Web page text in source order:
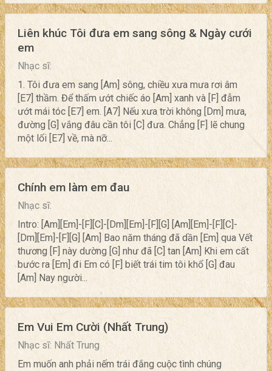
Liên khúc Tôi đưa em sang sông & Ngày cưới
em
Nhạc sĩ:
1. Tôi đưa em sang [Am] sông, chiều xưa mưa rơi âm
[E7] thầm. Để thấm ướt chiếc áo [Am] xanh và [F] đẫm
ướt mái tóc [E7] em. [A7] Nếu xưa trời không [Dm] mưa,
đường [G] vắng đâu cần tôi [C] đưa. Chẳng [F] lẽ chung
một lối [E7] về, mà nỡ...
Chính em làm em đau
Nhạc sĩ:
Intro: [Am][Em]-[F][C]-[Dm][Em]-[F][G] [Am][Em]-[F][C]-
[Dm][Em]-[F][G] [Am] Bao năm tháng đã dần [Em] qua Vết
thương [F] này dường [G] như đã [C] tan [Am] Khi em cất
bước ra [Em] đi Em có [F] biết trái tim tôi khổ [G] đau
[Am] Nay người...
Em Vui Em Cười (Nhất Trung)
Nhạc sĩ: Nhất Trung
Em muốn anh phải nếm trái đắng cuộc tình chúng